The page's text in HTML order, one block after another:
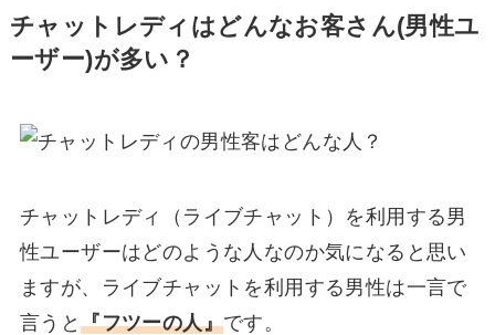
チャットレディはどんなお客さん(男性ユ
ーザー)が多い？
チャットレディ（ライブチャット）を利用する男
性ユーザーはどのような人なのか気になると思い
ますが、ライブチャットを利用する男性は一言で
言うと『フツーの人』です。